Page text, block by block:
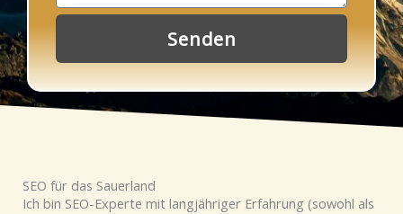
Senden
SEO für das Sauerland
Ich bin SEO-Experte mit langjähriger Erfahrung (sowohl als